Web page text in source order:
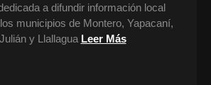
a difundir información local
municipios de Montero, Yapacaní,
y Llallagua Leer Más